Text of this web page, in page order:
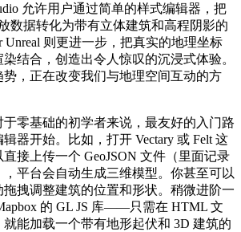
允许用户通过简单的样式编辑器，把
数据转化为带有立体建筑和高程阴影的
Unreal 则更进一步，把真实的地理坐标
结合，创造出令人惊叹的沉浸式体验。
，正在改变我们与地理空间互动的方
零基础的初学者来说，最友好的入门路
器开始。比如，打开 Vectary 或 Felt 这
接上传一个 GeoJSON 文件（里面记录
平台会自动生成三维模型。你甚至可以
拽调整建筑的位置和形状。稍微进阶一
的 GL JS 库——只需在 HTML 文
能加载一个带有地形起伏和 3D 建筑的